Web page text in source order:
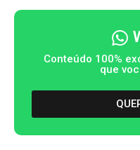
Conteúdo 100%
que